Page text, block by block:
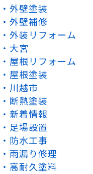
外壁塗装
外壁補修
外装リフォーム
大宮
屋根リフォーム
屋根塗装
川越市
断熱塗装
新着情報
足場設置
防水工事
雨漏り修理
高耐久塗料